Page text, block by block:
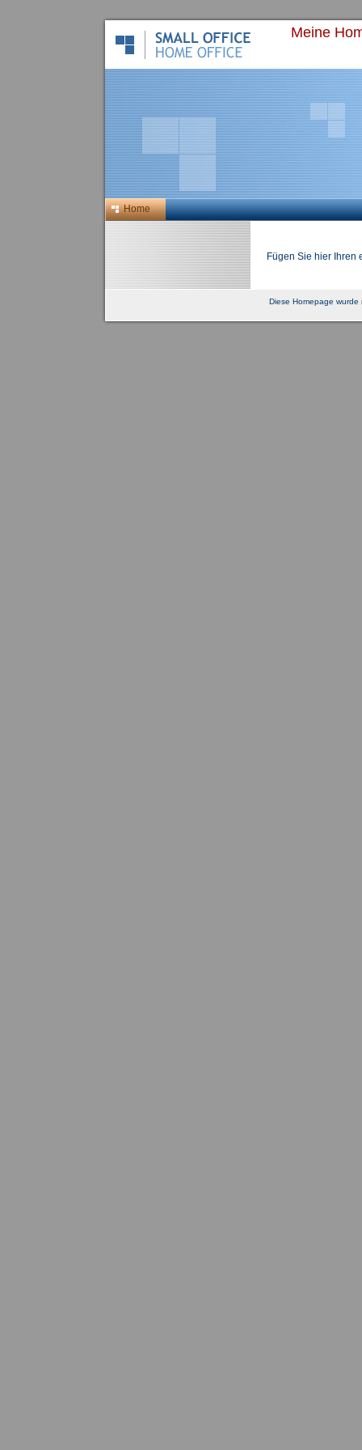
Meine
Home
Fügen Sie hier Ihren
Diese Homepage